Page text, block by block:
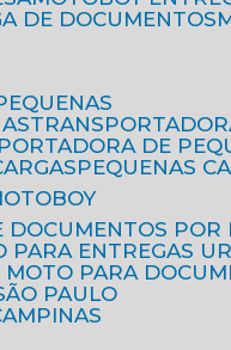
DE DOCUMENTOS
DE
PEQUENAS
DOCUMENTOS
PARA ENTREGAS
MOTO PARA
PAULO